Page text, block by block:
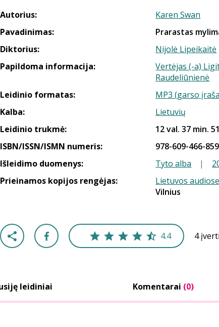
Autorius:
Karen Swan
Pavadinimas:
Prarastas
Diktorius:
Nijolė Lipeikaitė
Papildoma informacija:
Vertėjas (-a)
Raudeliūnienė
Leidinio formatas:
MP3 (garso
Kalba:
Lietuvių
Leidinio trukmė:
12 val. 37 min.
ISBN/ISSN/ISMN numeris:
978-609-466-
Išleidimo duomenys:
Tyto alba |
Prieinamos kopijos rengėjas:
Lietuvos
Vilnius
4.4 4
leidiniai Komentarai (0)